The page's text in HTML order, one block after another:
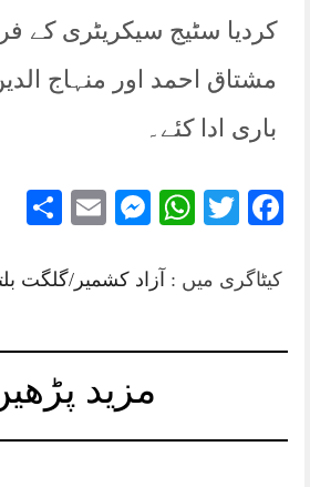
کردیا سٹیج سیکریٹری کے
مشتاق احمد اور منہاج
باری ادا کئے۔
Facebook
Twitter
WhatsApp
Email
کیٹاگری میں : آزاد کشمیر/گلگت
مزید